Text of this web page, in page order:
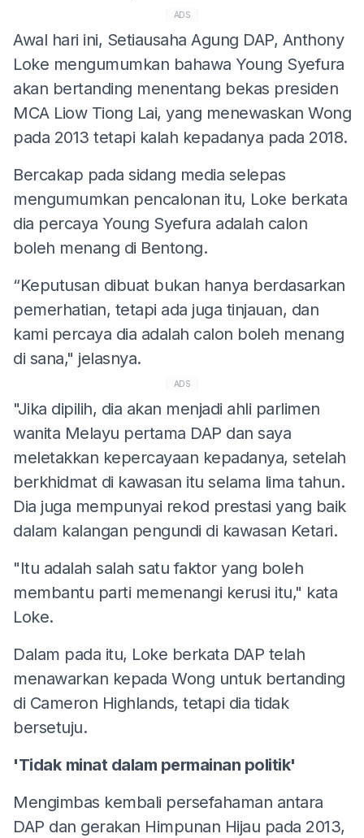
ADS
Awal hari ini, Setiausaha Agung DAP, Anthony
Loke mengumumkan bahawa Young Syefura
akan bertanding menentang bekas presiden
MCA Liow Tiong Lai, yang menewaskan Wong
pada 2013 tetapi kalah kepadanya pada 2018.
Bercakap pada sidang media selepas
mengumumkan pencalonan itu, Loke berkata
dia percaya Young Syefura adalah calon
boleh menang di Bentong.
“Keputusan dibuat bukan hanya berdasarkan
pemerhatian, tetapi ada juga tinjauan, dan
kami percaya dia adalah calon boleh menang
di sana," jelasnya.
ADS
"Jika dipilih, dia akan menjadi ahli parlimen
wanita Melayu pertama DAP dan saya
meletakkan kepercayaan kepadanya, setelah
berkhidmat di kawasan itu selama lima tahun.
Dia juga mempunyai rekod prestasi yang baik
dalam kalangan pengundi di kawasan Ketari.
"Itu adalah salah satu faktor yang boleh
membantu parti memenangi kerusi itu," kata
Loke.
Dalam pada itu, Loke berkata DAP telah
menawarkan kepada Wong untuk bertanding
di Cameron Highlands, tetapi dia tidak
bersetuju.
'Tidak minat dalam permainan politik'
Mengimbas kembali persefahaman antara
DAP dan gerakan Himpunan Hijau pada 2013,